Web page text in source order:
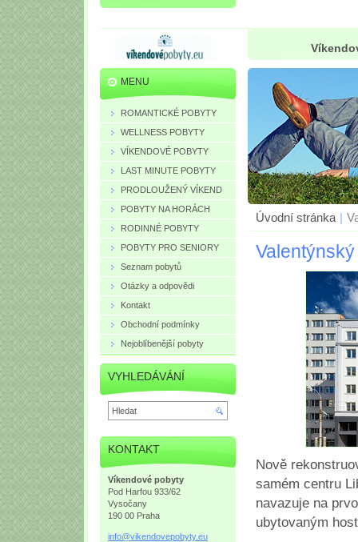
Úvodní stránka
Nově
samém centru
navazuje na
ubytovaným
MENU
ROMANTICKÉ POBYTY
WELLNESS POBYTY
VÍKENDOVÉ POBYTY
LAST MINUTE POBYTY
PRODLOUŽENÝ VÍKEND
POBYTY NA HORÁCH
RODINNÉ POBYTY
POBYTY PRO SENIORY
Seznam pobytů
Otázky a odpovědi
Kontakt
Obchodní podmínky
Nejoblíbenější pobyty
VYHLEDÁVÁNÍ
KONTAKT
Víkendové pobyty
Pod Harfou 933/62
Vysočany
190 00 Praha
info@vikendovepobyty.eu